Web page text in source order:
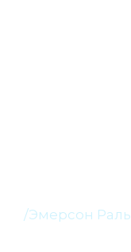
/Эмерсон